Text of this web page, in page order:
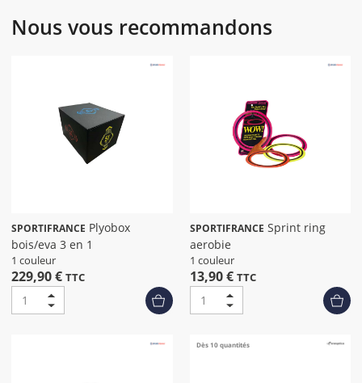
Nous vous recommandons
SPORTIFRANCE
bois/eva 3 en 1
1 couleur
229,90 € TTC
SPORTIFRANCE
aerobie
1 couleur
13,90 € TTC
Dès 10 quantités